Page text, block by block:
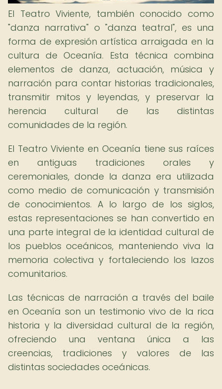
El Teatro Viviente, también conocido como
"danza narrativa" o "danza teatral", es una
forma de expresión artística arraigada en la
cultura de Oceanía. Esta técnica combina
elementos de danza, actuación, música y
narración para contar historias tradicionales,
transmitir mitos y leyendas, y preservar la
herencia cultural de las distintas
comunidades de la región.
El Teatro Viviente en Oceanía tiene sus raíces
en antiguas tradiciones orales y
ceremoniales, donde la danza era utilizada
como medio de comunicación y transmisión
de conocimientos. A lo largo de los siglos,
estas representaciones se han convertido en
una parte integral de la identidad cultural de
los pueblos oceánicos, manteniendo viva la
memoria colectiva y fortaleciendo los lazos
comunitarios.
Las técnicas de narración a través del baile
en Oceanía son un testimonio vivo de la rica
historia y la diversidad cultural de la región,
ofreciendo una ventana única a las
creencias, tradiciones y valores de las
distintas sociedades oceánicas.